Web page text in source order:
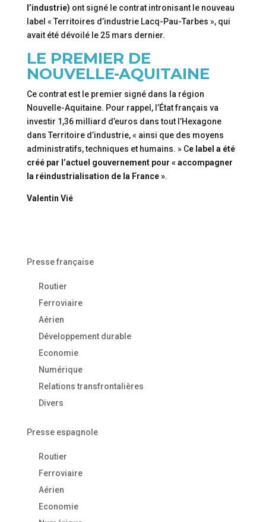
l’industrie) ont signé le contrat intronisant le nouveau
label « Territoires d’industrie Lacq-Pau-Tarbes », qui
avait été dévoilé le 25 mars dernier.
LE PREMIER DE
NOUVELLE-AQUITAINE
Ce contrat est le premier signé dans la région
Nouvelle-Aquitaine. Pour rappel, l’État français va
investir 1,36 milliard d’euros dans tout l’Hexagone
dans Territoire d’industrie, « ainsi que des moyens
administratifs, techniques et humains. » Ce label a été
créé par l’actuel gouvernement pour « accompagner
la réindustrialisation de la France ».
Valentin Vié
Presse française
Routier
Ferroviaire
Aérien
Développement durable
Economie
Numérique
Relations transfrontalières
Divers
Presse espagnole
Routier
Ferroviaire
Aérien
Economie